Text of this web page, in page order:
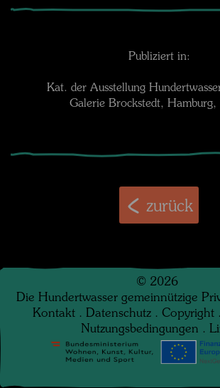
Publiziert in:
Kat. der Ausstellung
Galerie Brockstedt,
zurück
© 2026
Die Hundertwasser gemeinnützige
Kontakt . Datenschutz . Copyright .
Nutzungsbedingungen .